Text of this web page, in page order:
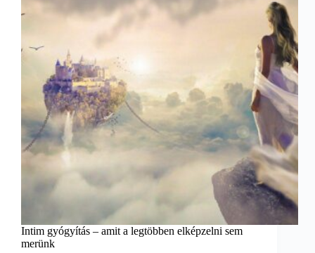
Intim gyógyítás – amit a legtöbben elképzelni sem
merünk